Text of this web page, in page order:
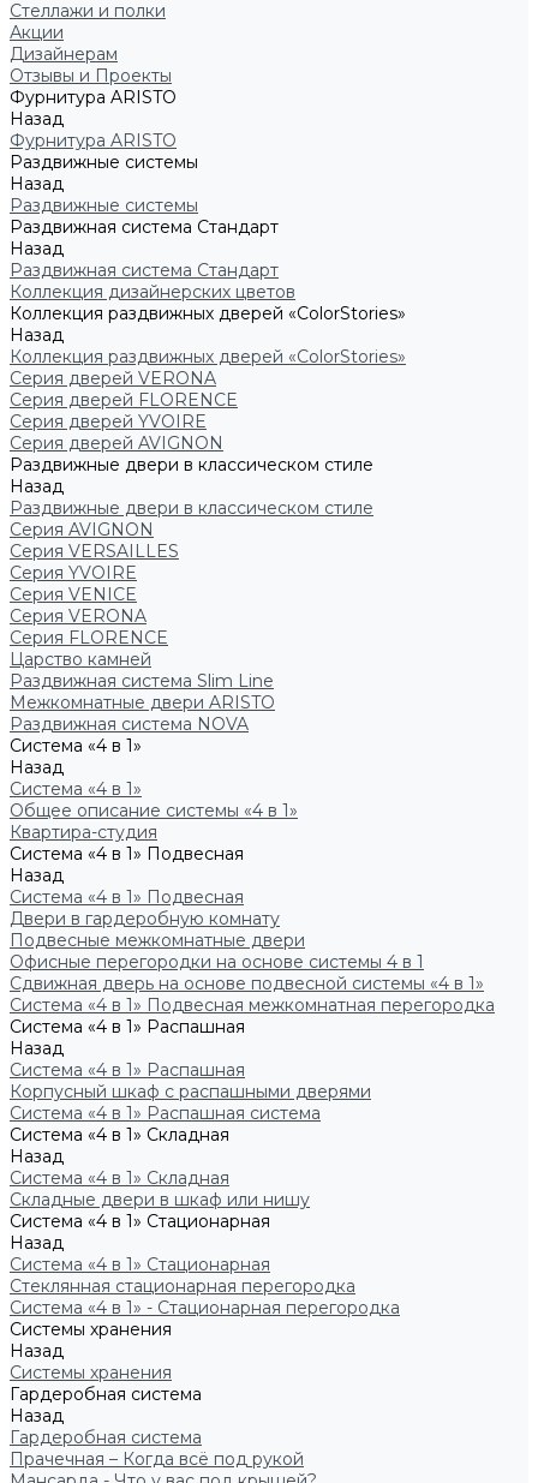
Стеллажи и полки
Акции
Дизайнерам
Отзывы и Проекты
Фурнитура ARISTO
Назад
Фурнитура ARISTO
Раздвижные системы
Назад
Раздвижные системы
Раздвижная система Стандарт
Назад
Раздвижная система Стандарт
Коллекция дизайнерских цветов
Коллекция раздвижных дверей «ColorStories»
Назад
Коллекция раздвижных дверей «ColorStories»
Серия дверей VERONA
Серия дверей FLORENCE
Серия дверей YVOIRE
Серия дверей AVIGNON
Раздвижные двери в классическом стиле
Назад
Раздвижные двери в классическом стиле
Серия AVIGNON
Серия VERSAILLES
Серия YVOIRE
Серия VENICE
Серия VERONA
Серия FLORENCE
Царство камней
Раздвижная система Slim Line
Межкомнатные двери ARISTO
Раздвижная система NOVA
Система «4 в 1»
Назад
Система «4 в 1»
Общее описание системы «4 в 1»
Квартира-студия
Система «4 в 1» Подвесная
Назад
Система «4 в 1» Подвесная
Двери в гардеробную комнату
Подвесные межкомнатные двери
Офисные перегородки на основе системы 4 в 1
Сдвижная дверь на основе подвесной системы «4 в 1»
Система «4 в 1» Подвесная межкомнатная перегородка
Система «4 в 1» Распашная
Назад
Система «4 в 1» Распашная
Корпусный шкаф с распашными дверями
Система «4 в 1» Распашная система
Система «4 в 1» Складная
Назад
Система «4 в 1» Складная
Складные двери в шкаф или нишу
Система «4 в 1» Стационарная
Назад
Система «4 в 1» Стационарная
Стеклянная стационарная перегородка
Система «4 в 1» - Стационарная перегородка
Системы хранения
Назад
Системы хранения
Гардеробная система
Назад
Гардеробная система
Прачечная – Когда всё под рукой